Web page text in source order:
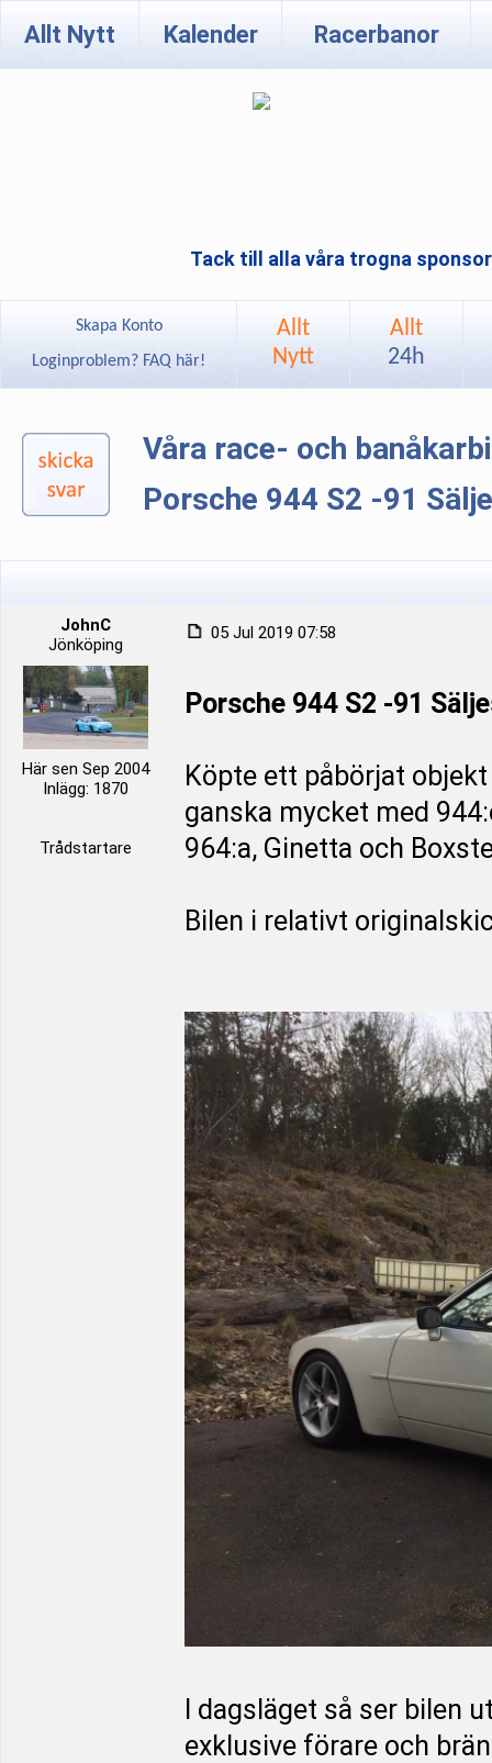
Allt Nytt Kalender Racerbanor
Tack till alla våra trogna
Skapa Konto
Loginproblem? FAQ här!
Allt
Nytt
Allt
24h
Våra race- och
Porsche 944 S2 -91
JohnC
Jönköping
Här sen Sep 2004
Inlägg: 1870
Trådstartare
05 Jul 2019 07:58
Porsche 944 S2 -91
Köpte ett påbörjat
ganska mycket med
964:a, Ginetta och
Bilen i relativt
I dagsläget så ser bilen
exklusive förare och